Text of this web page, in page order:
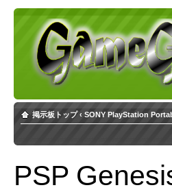
掲示板トップ ‹ SONY PlayStation
PSP